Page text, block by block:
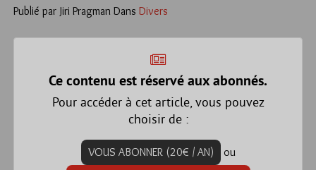
Publié par Jiri Pragman Dans Divers
Ce contenu est réservé aux abonnés.
Pour accéder à cet article, vous pouvez
choisir de :
VOUS ABONNER (20€ / AN)
ou